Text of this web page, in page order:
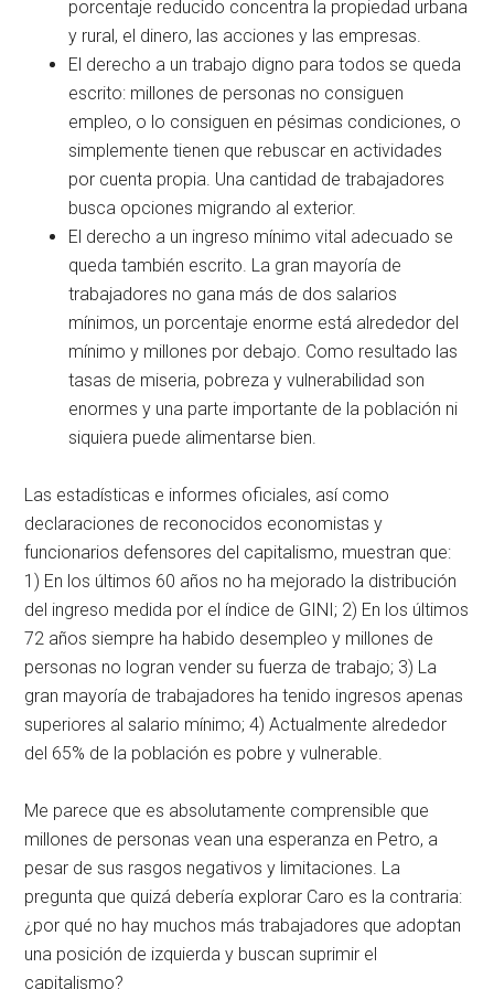
porcentaje reducido concentra la propiedad urbana
y rural, el dinero, las acciones y las empresas.
El derecho a un trabajo digno para todos se queda
escrito: millones de personas no consiguen
empleo, o lo consiguen en pésimas condiciones, o
simplemente tienen que rebuscar en actividades
por cuenta propia. Una cantidad de trabajadores
busca opciones migrando al exterior.
El derecho a un ingreso mínimo vital adecuado se
queda también escrito. La gran mayoría de
trabajadores no gana más de dos salarios
mínimos, un porcentaje enorme está alrededor del
mínimo y millones por debajo. Como resultado las
tasas de miseria, pobreza y vulnerabilidad son
enormes y una parte importante de la población ni
siquiera puede alimentarse bien.
Las estadísticas e informes oficiales, así como
declaraciones de reconocidos economistas y
funcionarios defensores del capitalismo, muestran que:
1) En los últimos 60 años no ha mejorado la distribución
del ingreso medida por el índice de GINI; 2) En los últimos
72 años siempre ha habido desempleo y millones de
personas no logran vender su fuerza de trabajo; 3) La
gran mayoría de trabajadores ha tenido ingresos apenas
superiores al salario mínimo; 4) Actualmente alrededor
del 65% de la población es pobre y vulnerable.
Me parece que es absolutamente comprensible que
millones de personas vean una esperanza en Petro, a
pesar de sus rasgos negativos y limitaciones. La
pregunta que quizá debería explorar Caro es la contraria:
¿por qué no hay muchos más trabajadores que adoptan
una posición de izquierda y buscan suprimir el
capitalismo?